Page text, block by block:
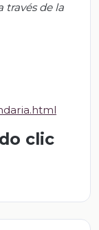
través de la
clic